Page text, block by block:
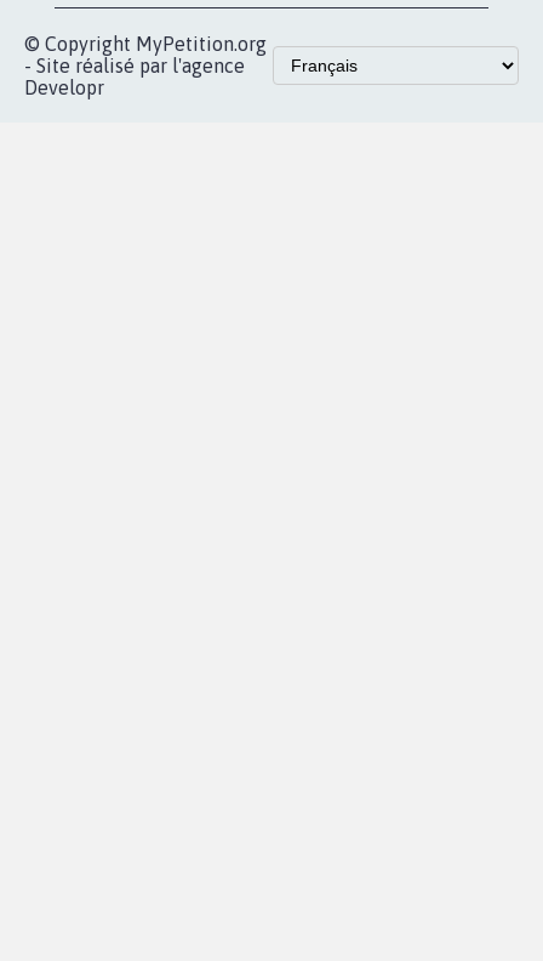
© Copyright MyPetition.org
- Site réalisé par l'agence
Developr